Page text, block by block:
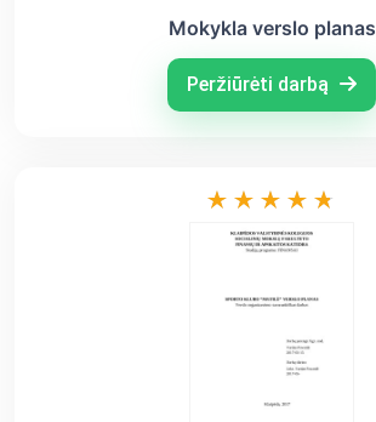
Mokykla verslo planas
Peržiūrėti darbą